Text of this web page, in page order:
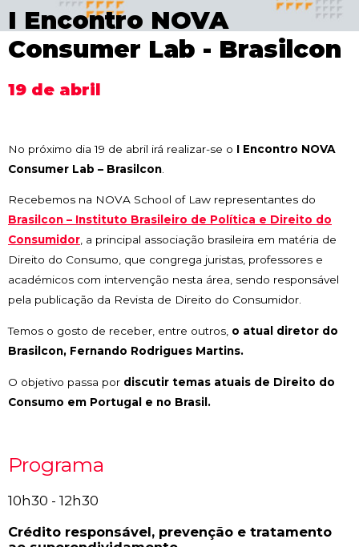
I Encontro NOVA
Consumer Lab - Brasilcon
19 de abril
No próximo dia 19 de abril irá realizar-se o I Encontro NOVA
Consumer Lab – Brasilcon
Recebemos na NOVA School of Law representantes do
Brasilcon – Instituto Brasileiro de Política e Direito do
Consumidor, a principal associação brasileira em matéria de
Direito do Consumo, que congrega juristas, professores e
académicos com intervenção nesta área, sendo responsável
pela publicação da Revista de Direito do Consumidor.
Temos o gosto de receber, entre outros, o atual diretor do
Brasilcon, Fernando Rodrigues Martins.
O objetivo passa por discutir temas atuais de Direito do
Consumo em Portugal e no Brasil.
Programa
10h30 - 12h30
Crédito responsável, prevenção e tratamento